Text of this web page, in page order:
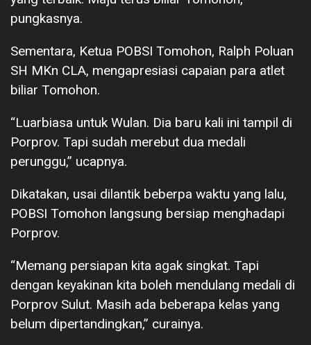
pungkasnya.
Sementara, Ketua POBSI Tomohon, Ralph Poluan
SH MKn CLA, mengapresiasi capaian para atlet
biliar Tomohon.
“Luarbiasa untuk Wulan. Dia baru kali ini tampil di
Porprov. Tapi sudah merebut dua medali
perunggu,” ucapnya.
Dikatakan, usai dilantik beberpa waktu yang lalu,
POBSI Tomohon langsung bersiap menghadapi
Porprov.
“Memang persiapan kita agak singkat. Tapi
dengan keyakinan kita boleh mendulang medali di
Porprov Sulut. Masih ada beberapa kelas yang
belum dipertandingkan,” curainya.